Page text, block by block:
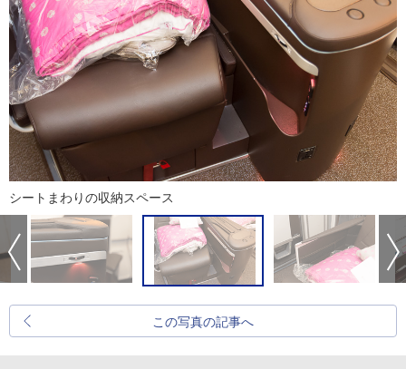
シートまわりの収納スペース
この写真の記事へ